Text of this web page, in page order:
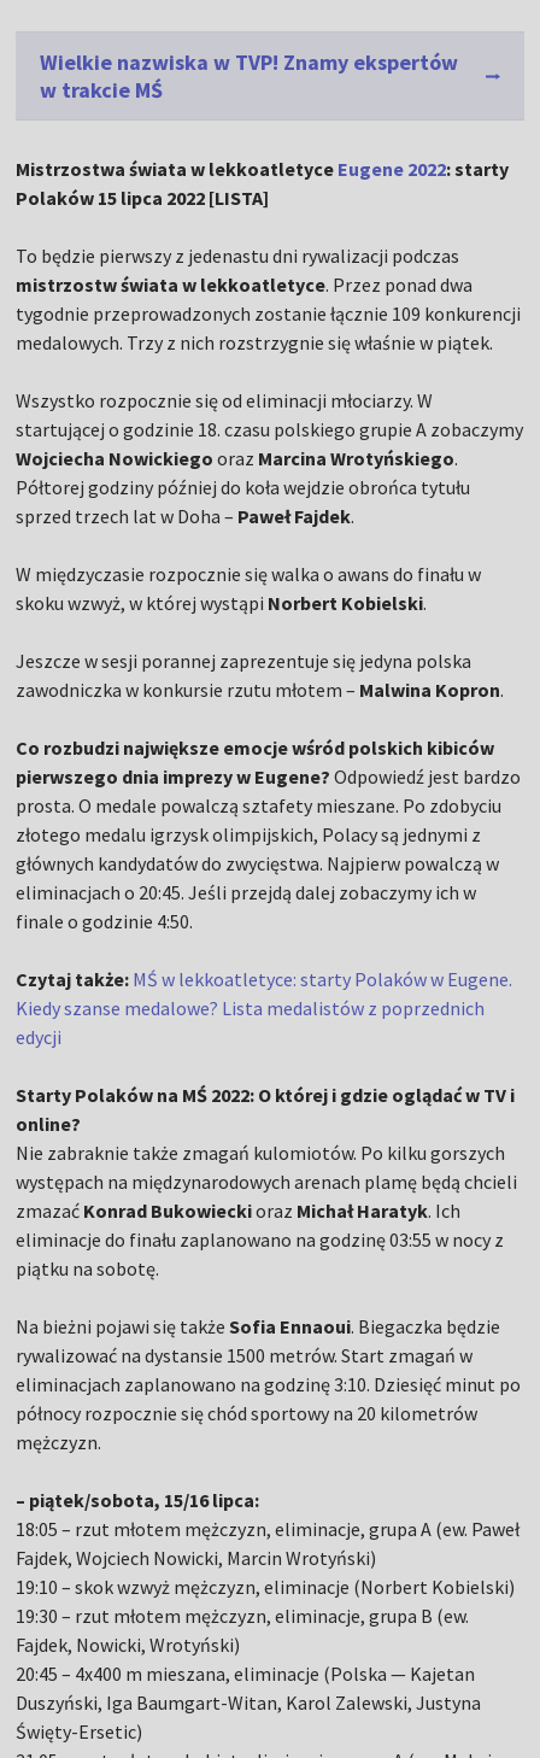
Wielkie nazwiska w TVP! Znamy ekspertów
w trakcie MŚ
Mistrzostwa świata w lekkoatletyce Eugene 2022: starty
Polaków 15 lipca 2022 [LISTA]
To będzie pierwszy z jedenastu dni rywalizacji podczas
mistrzostw świata w lekkoatletyce. Przez ponad dwa
tygodnie przeprowadzonych zostanie łącznie 109 konkurencji
medalowych. Trzy z nich rozstrzygnie się właśnie w piątek.
Wszystko rozpocznie się od eliminacji młociarzy. W
startującej o godzinie 18. czasu polskiego grupie A zobaczymy
Wojciecha Nowickiegooraz Marcina Wrotyńskiego.
Półtorej godziny później do koła wejdzie obrońca tytułu
sprzed trzech lat w Doha – Paweł Fajdek.
W międzyczasie rozpocznie się walka o awans do finału w
skoku wzwyż, w której wystąpi Norbert Kobielski.
Jeszcze w sesji porannej zaprezentuje się jedyna polska
zawodniczka w konkursie rzutu młotem – Malwina Kopron.
Co rozbudzi największe emocje wśród polskich kibiców
pierwszego dnia imprezy w Eugene? Odpowiedź jest bardzo
prosta. O medale powalczą sztafety mieszane. Po zdobyciu
złotego medalu igrzysk olimpijskich, Polacy są jednymi z
głównych kandydatów do zwycięstwa. Najpierw powalczą w
eliminacjach o 20:45. Jeśli przejdą dalej zobaczymy ich w
finale o godzinie 4:50.
Czytaj także: MŚ w lekkoatletyce: starty Polaków w Eugene.
Kiedy szanse medalowe? Lista medalistów z poprzednich
edycji
Starty Polaków na MŚ 2022: O której i gdzie oglądać w TV i
online?
Nie zabraknie także zmagań kulomiotów. Po kilku gorszych
występach na międzynarodowych arenach plamę będą chcieli
zmazać Konrad Bukowieckioraz Michał Haratyk. Ich
eliminacje do finału zaplanowano na godzinę 03:55 w nocy z
piątku na sobotę.
Na bieżni pojawi się takżeSofia Ennaoui. Biegaczka będzie
rywalizować na dystansie 1500 metrów. Start zmagań w
eliminacjach zaplanowano na godzinę 3:10. Dziesięć minut po
północy rozpocznie się chód sportowy na 20 kilometrów
mężczyzn.
– piątek/sobota, 15/16 lipca:
18:05 – rzut młotem mężczyzn, eliminacje, grupa A (ew. Paweł
Fajdek, Wojciech Nowicki, Marcin Wrotyński)
19:10 – skok wzwyż mężczyzn, eliminacje (Norbert Kobielski)
19:30 – rzut młotem mężczyzn, eliminacje, grupa B (ew.
Fajdek, Nowicki, Wrotyński)
20:45 – 4x400 m mieszana, eliminacje (Polska — Kajetan
Duszyński, Iga Baumgart-Witan, Karol Zalewski, Justyna
Święty-Ersetic)